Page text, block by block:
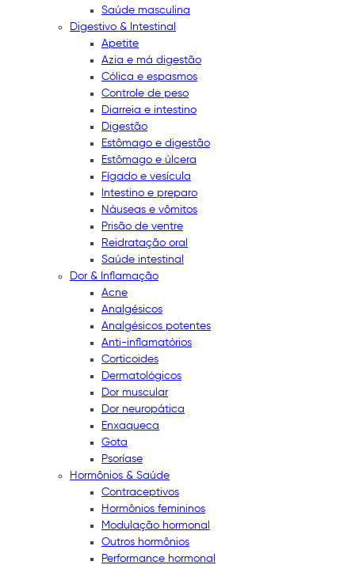
Saúde masculina
Digestivo & Intestinal
Apetite
Azia e má digestão
Cólica e espasmos
Controle de peso
Diarreia e intestino
Digestão
Estômago e digestão
Estômago e úlcera
Fígado e vesícula
Intestino e preparo
Náuseas e vômitos
Prisão de ventre
Reidratação oral
Saúde intestinal
Dor & Inflamação
Acne
Analgésicos
Analgésicos potentes
Anti-inflamatórios
Corticoides
Dermatológicos
Dor muscular
Dor neuropática
Enxaqueca
Gota
Psoríase
Hormônios & Saúde
Contraceptivos
Hormônios femininos
Modulação hormonal
Outros hormônios
Performance hormonal